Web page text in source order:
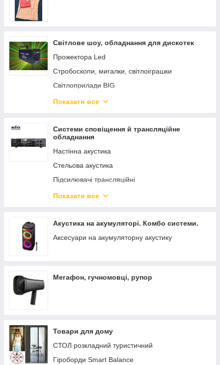
Світлове шоу, обладнання для дискотек
Прожектора Led
Стробоскопи, мигалки, світлоіграшки
Світлоприлади BIG
Дим машина, Генератор диму
Дзеркальні кулі
Лампи для світлоприладів
Показати все
Системи сповіщення й трансляційне
обладнання
Настінна акустика
Стельова акустика
Підсилювачі трансляційні
Колокола для трансляції звуку
Показати все
Акустика на акумуляторі. Комбо системи.
Аксесуари на акумуляторну акустику
Мегафон, гучномовці, рупор
Товари для дому
СТОЛ розкладний туристичний
Гіроборди Smart Balance